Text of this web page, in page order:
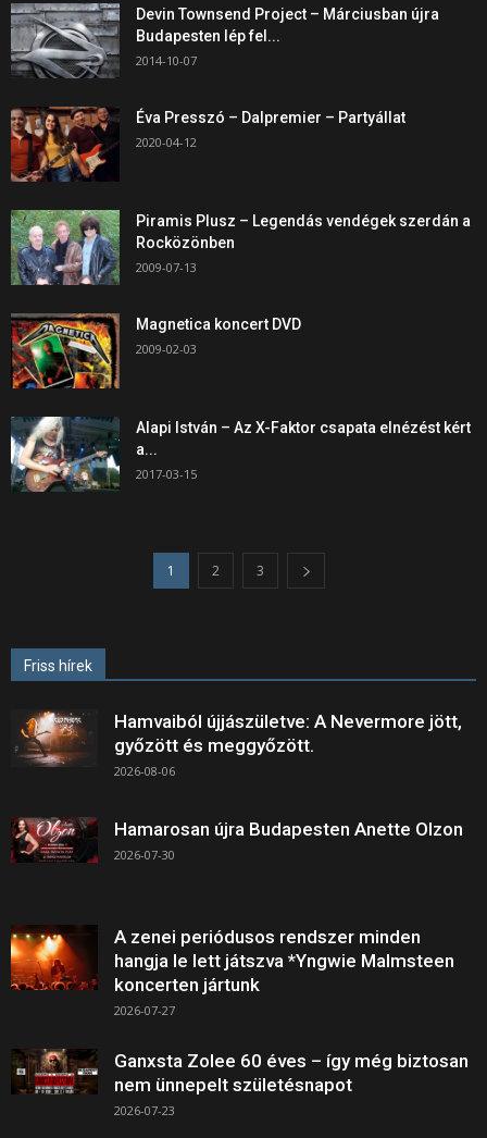
Devin Townsend Project – Márciusban újra
Budapesten lép fel...
2014-10-07
Éva Presszó – Dalpremier – Partyállat
2020-04-12
Piramis Plusz – Legendás vendégek szerdán a
Rocközönben
2009-07-13
Magnetica koncert DVD
2009-02-03
Alapi István – Az X-Faktor csapata elnézést kért
a...
2017-03-15
1 2 3
Friss hírek
Hamvaiból újjászületve: A Nevermore jött,
győzött és meggyőzött.
2026-08-06
Hamarosan újra Budapesten Anette Olzon
2026-07-30
A zenei periódusos rendszer minden
hangja le lett játszva *Yngwie Malmsteen
koncerten jártunk
2026-07-27
Ganxsta Zolee 60 éves – így még biztosan
nem ünnepelt születésnapot
2026-07-23